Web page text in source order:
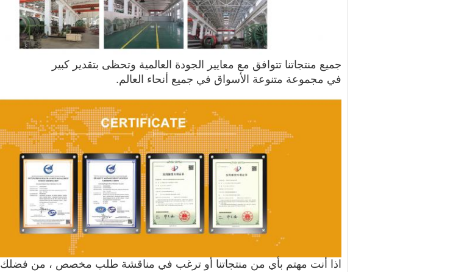
جميع منتجاتنا تتوافق مع معايير الجودة العالمية وتحظى بتقدير كبير
في مجموعة متنوعة الأسواق في جميع أنحاء العالم.
اذا أنت مهتم بأي من منتجاتنا أو ترغب في مناقشة طلب مخصص ، من فضلك